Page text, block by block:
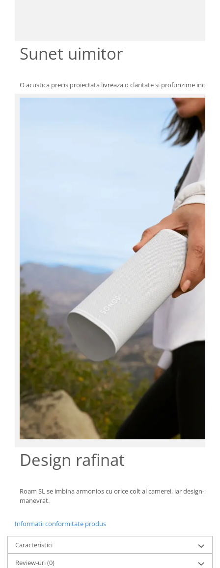
Sunet uimitor
O acustica precis proiectata livreaza o claritate si profunzime
Design rafinat
Roam SL se imbina armonios cu orice colt al camerei, iar design-ul
manevrat.
Informatii conformitate produs
Caracteristici
Review-uri(0)